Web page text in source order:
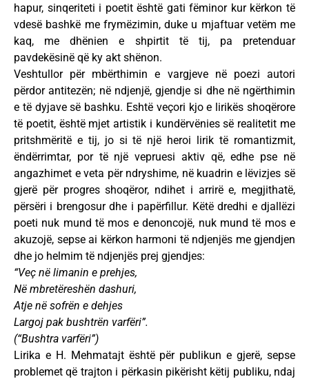
hapur, sinqeriteti i poetit është gati fëminor kur kërkon të
vdesë bashkë me frymëzimin, duke u mjaftuar vetëm me
kaq, me dhënien e shpirtit të tij, pa pretenduar
pavdekësinë që ky akt shënon.
Veshtullor për mbërthimin e vargjeve në poezi autori
përdor antitezën; në ndjenjë, gjendje si dhe në ngërthimin
e të dyjave së bashku. Eshtë veçori kjo e lirikës shoqërore
të poetit, është mjet artistik i kundërvënies së realitetit me
pritshmëritë e tij, jo si të një heroi lirik të romantizmit,
ëndërrimtar, por të një vepruesi aktiv që, edhe pse në
angazhimet e veta për ndryshime, në kuadrin e lëvizjes së
gjerë për progres shoqëror, ndihet i arrirë e, megjithatë,
përsëri i brengosur dhe i papërfillur. Këtë dredhi e djallëzi
poeti nuk mund të mos e denoncojë, nuk mund të mos e
akuzojë, sepse ai kërkon harmoni të ndjenjës me gjendjen
dhe jo helmim të ndjenjës prej gjendjes:
“Veç në limanin e prehjes,
Në mbretëreshën dashuri,
Atje në sofrën e dehjes
Largoj pak bushtrën varfëri”.
(“Bushtra varfëri”)
Lirika e H. Mehmatajt është për publikun e gjerë, sepse
problemet që trajton i përkasin pikërisht këtij publiku, ndaj